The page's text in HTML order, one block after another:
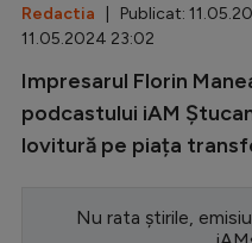
Champions
Europa
CM 2026
Redactia | Publicat:
11.05.2024 23:02
Impresarul Florin
podcastului iAM
lovitură pe piața
Nu rata știrile,